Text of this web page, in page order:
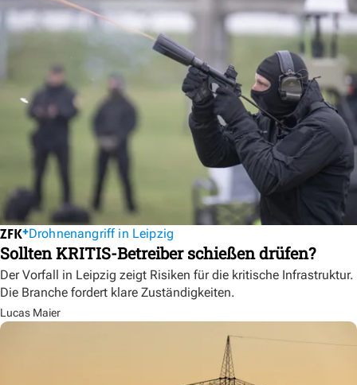
Drohnenangriff in Leipzig
Sollten KRITIS-Betreiber schießen drüfen?
Der Vorfall in Leipzig zeigt Risiken für die kritische Infrastruktur.
Die Branche fordert klare Zuständigkeiten.
Lucas Maier